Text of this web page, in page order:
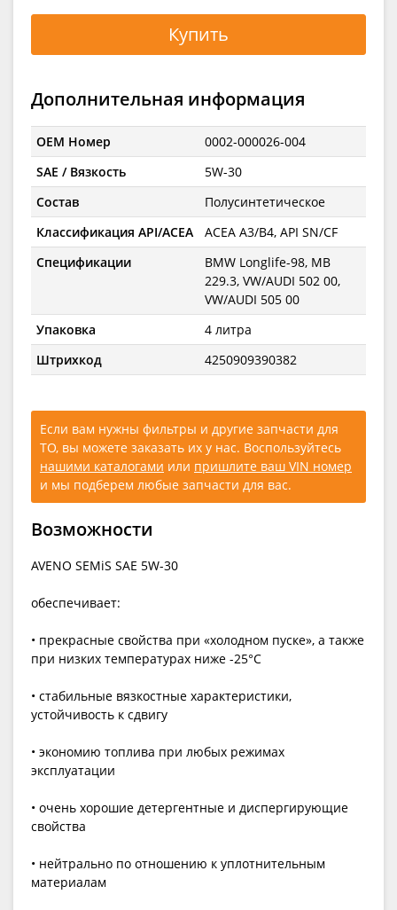
Купить
Дополнительная информация
OEM Номер
0002-000026-004
SAE / Вязкость
5W-30
Состав
Полусинтетическое
Классификация API/ACEA
ACEA A3/B4, API SN/CF
Спецификации
BMW Longlife-98, MB
229.3, VW/AUDI 502 00,
VW/AUDI 505 00
Упаковка
4 литра
Штрихкод
4250909390382
Если вам нужны фильтры и другие запчасти для
ТО, вы можете заказать их у нас. Воспользуйтесь
нашими каталогами или пришлите ваш VIN номер
и мы подберем любые запчасти для вас.
Возможности
AVENO SEMiS SAE 5W-30
обеспечивает:
• прекрасные свойства при «холодном пуске», а также
при низких температурах ниже -25°C
• cтабильные вязкостные характеристики,
устойчивость к сдвигу
• экономию топлива при любых режимах
эксплуатации
• очень хорошие детергентные и диспергирующие
свойства
• нейтрально по отношению к уплотнительным
материалам